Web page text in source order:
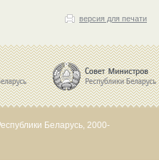
версия для печати
Беларусь, 2000-